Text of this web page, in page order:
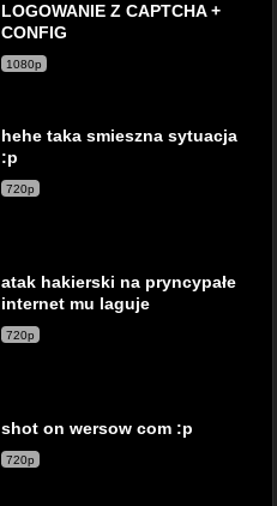
LOGOWANIE Z CAPTCHA +
CONFIG
1080p
hehe taka smieszna sytuacja
:p
720p
atak hakierski na pryncypałe
internet mu laguje
720p
shot on wersow com :p
720p